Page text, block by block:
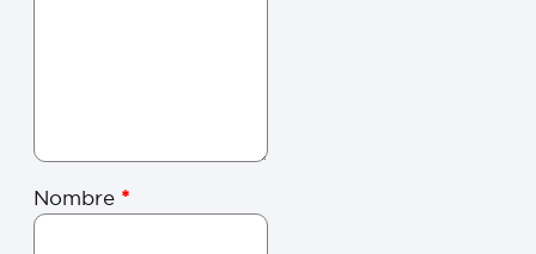
Nombre *